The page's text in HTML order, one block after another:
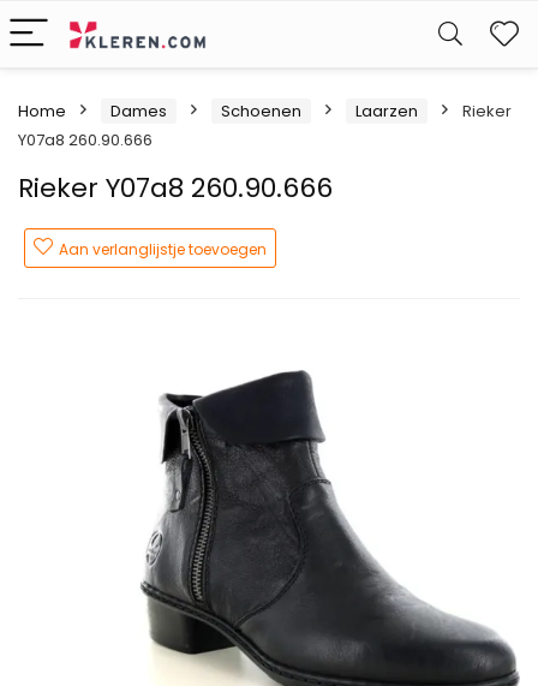
Home Dames Schoenen Laarzen
Rieker
Y07a8 260.90.666
Rieker Y07a8 260.90.666
Aan verlanglijstje toevoegen